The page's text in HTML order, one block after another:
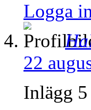
Logga
22
Inlägg 5